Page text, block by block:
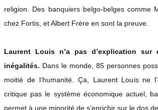
religion. Des banquiers belgo-belges comme
chez Fortis, et Albert Frère en sont la preuve.
Laurent Louis n’a pas d’explication sur
inégalités. Dans le monde, 85 personnes
moitié de l’humanité. Ça, Laurent Louis ne
critique pas le système économique actuel,
permet à une minorité de s’enrichir sur le dos